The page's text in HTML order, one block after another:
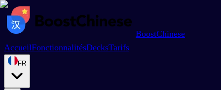
BoostChinese
AccueilFonctionnalitésDecksTarifs
FR